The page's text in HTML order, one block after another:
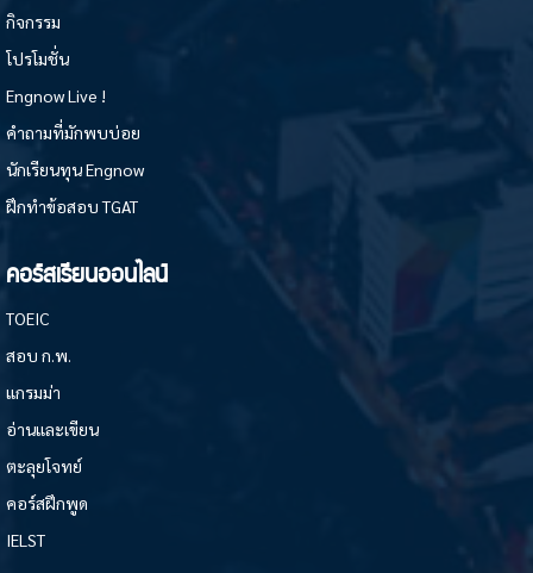
กิจกรรม
โปรโมชั่น
Engnow Live !
คำถามที่มักพบบ่อย
นักเรียนทุน Engnow
ฝึกทำข้อสอบ TGAT
คอร์สเรียนออนไลน์
TOEIC
สอบ ก.พ.
แกรมม่า
อ่านและเขียน
ตะลุยโจทย์
คอร์สฝึกพูด
IELST